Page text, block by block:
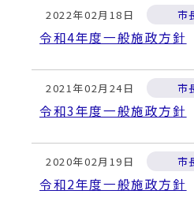
2022年02月18日 市
令和4年度一般施政方針
2021年02月24日 市
令和3年度一般施政方針
2020年02月19日 市
令和2年度一般施政方針